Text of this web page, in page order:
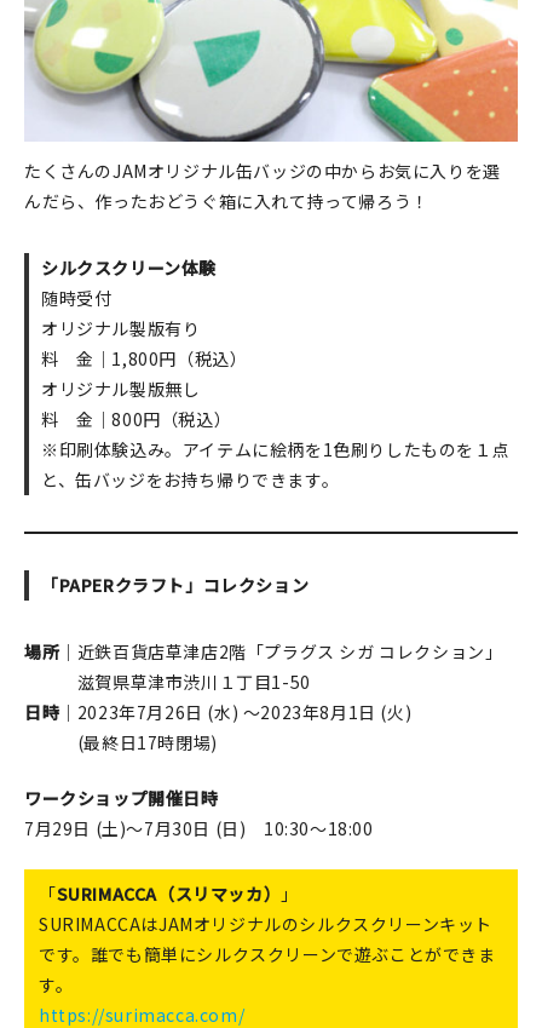
たくさんのJAMオリジナル缶バッジの中からお気に入りを選
んだら、作ったおどうぐ箱に入れて持って帰ろう！
シルクスクリーン体験
随時受付
オリジナル製版有り
料 金｜1,800円（税込）
オリジナル製版無し
料 金｜800円（税込）
※印刷体験込み。アイテムに絵柄を1色刷りしたものを１点
と、缶バッジをお持ち帰りできます。
「PAPERクラフト」コレクション
場所｜近鉄百貨店草津店2階「プラグス シガ コレクション」
滋賀県草津市渋川１丁目1-50
日時 ｜2023年7月26日 (水) ～2023年8月1日 (火)
(最終日17時閉場)
ワークショップ開催日時
7月29日 (土)～7月30日 (日) 10:30～18:00
「SURIMACCA（スリマッカ）
」
SURIMACCAはJAMオリジナルのシルクスクリーンキット
です。誰でも簡単にシルクスクリーンで遊ぶことができま
す。
https://surimacca.com/